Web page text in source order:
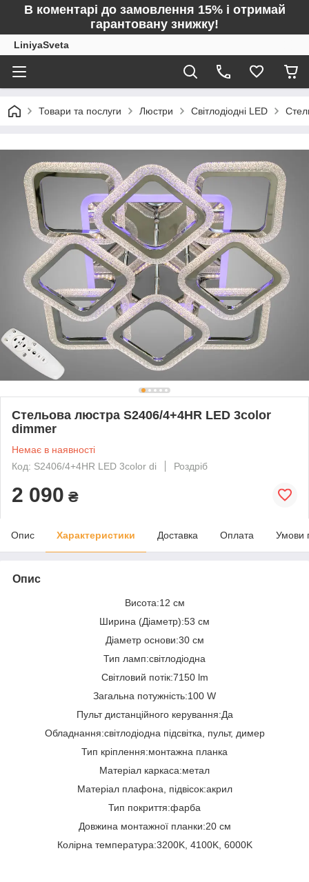
В коментарі до замовлення 15% і отримай
гарантовану знижку!
LiniyaSveta
Товари та послуги Люстри Світлодіодні LED
Стельова люстра S2406/4+4HR LED 3color
dimmer
Немає в наявності
Код: S2406/4+4HR LED 3color di
Роздріб
2 090 ₴
Опис Характеристики Доставка Оплата Умови
Опис
Висота:12 см
Ширина (Діаметр):53 см
Діаметр основи:30 см
Тип ламп:світлодіодна
Світловий потік:7150 lm
Загальна потужність:100 W
Пульт дистанційного керування:Да
Обладнання:світлодіодна підсвітка, пульт, димер
Тип кріплення:монтажна планка
Матеріал каркаса:метал
Матеріал плафона, підвісок:акрил
Тип покриття:фарба
Довжина монтажної планки:20 см
Колірна температура:3200K, 4100K, 6000K